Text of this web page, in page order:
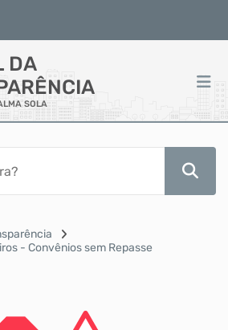
DA
SOLA
- Convênios sem Repasse